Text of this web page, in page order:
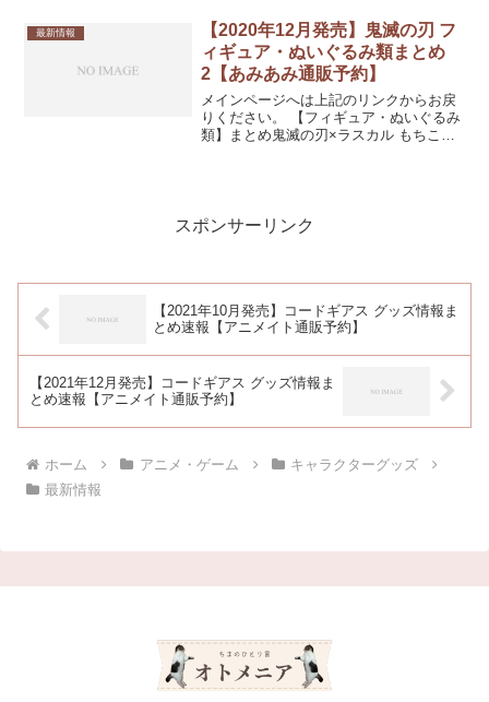
メモボード発...
最新情報
【2020年12月発売】鬼滅の刃 フ
ィギュア・ぬいぐるみ類まとめ
2【あみあみ通販予約】
メインページへは上記のリンクからお戻
りください。 【フィギュア・ぬいぐるみ
類】まとめ鬼滅の刃×ラスカル もちころ
スポンサーリンク
【2021年10月発売】コードギアス グッズ情報ま
とめ速報【アニメイト通販予約】
【2021年12月発売】コードギアス グッズ情報ま
とめ速報【アニメイト通販予約】
ホーム アニメ・ゲーム
キャラクターグッズ
最新情報